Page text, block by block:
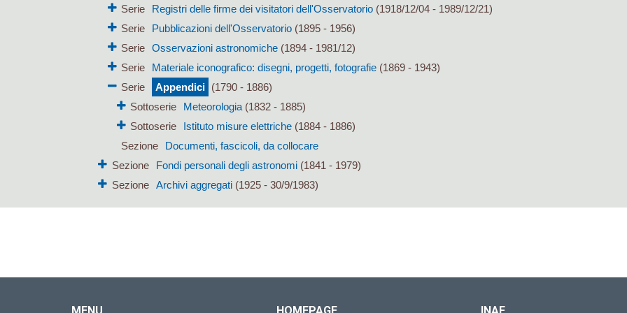
Serie
Registri delle firme dei visitatori dell'Osservatorio(1918/12/04 - 1989/12/21)
Serie
Pubblicazioni dell'Osservatorio(1895 - 1956)
Serie Osservazioni astronomiche(1894 - 1981/12)
Serie
Materiale iconografico: disegni, progetti, fotografie(1869 - 1943)
Serie
Appendici (1790 - 1886)
Sottoserie
Meteorologia (1832 - 1885)
Sottoserie
Istituto misure elettriche (1884 - 1886)
Sezione
Documenti, fascicoli, da collocare
Sezione
Fondi personali degli astronomi(1841 - 1979)
Sezione
Archivi aggregati(1925 - 30/9/1983)